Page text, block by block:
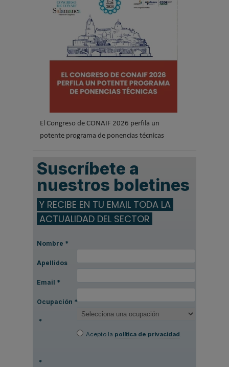
El Congreso de CONAIF 2026 perfila un
potente programa de ponencias técnicas
Suscríbete a
nuestros boletines
Y RECIBE EN TU EMAIL TODA LA
ACTUALIDAD DEL SECTOR
Nombre *
Apellidos
Email *
Ocupación *
*
Acepto la política de privacidad.
*